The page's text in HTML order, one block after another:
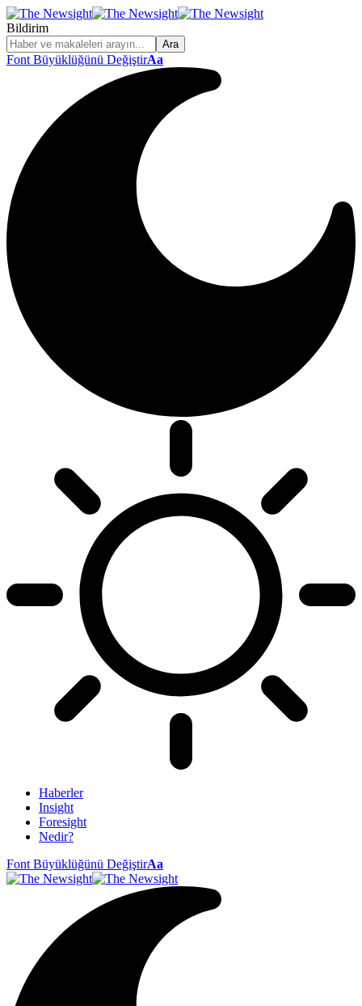
Bildirim
Font Büyüklüğünü DeğiştirAa
Haberler
Insight
Foresight
Nedir?
Font Büyüklüğünü DeğiştirAa